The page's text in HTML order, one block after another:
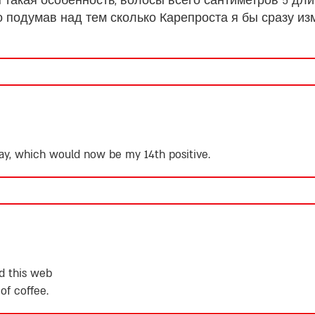
подумав над тем сколько Карепроста я бы сразу
which would now be my 14th positive.
this web
coffee.